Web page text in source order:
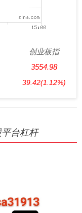
创业板指
3554.98
39.42(1.12%)
台杠杆